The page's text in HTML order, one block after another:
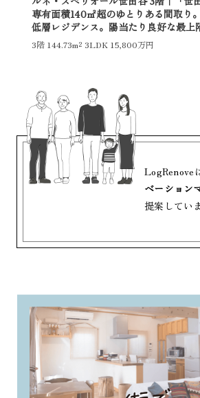
専有面積140㎡超のゆとりある間取り
低層レジデンス。陽当たり良好な最上
3階 144.73m² 3LDK 15,800万円
LogRenove
ベーション
提案してい